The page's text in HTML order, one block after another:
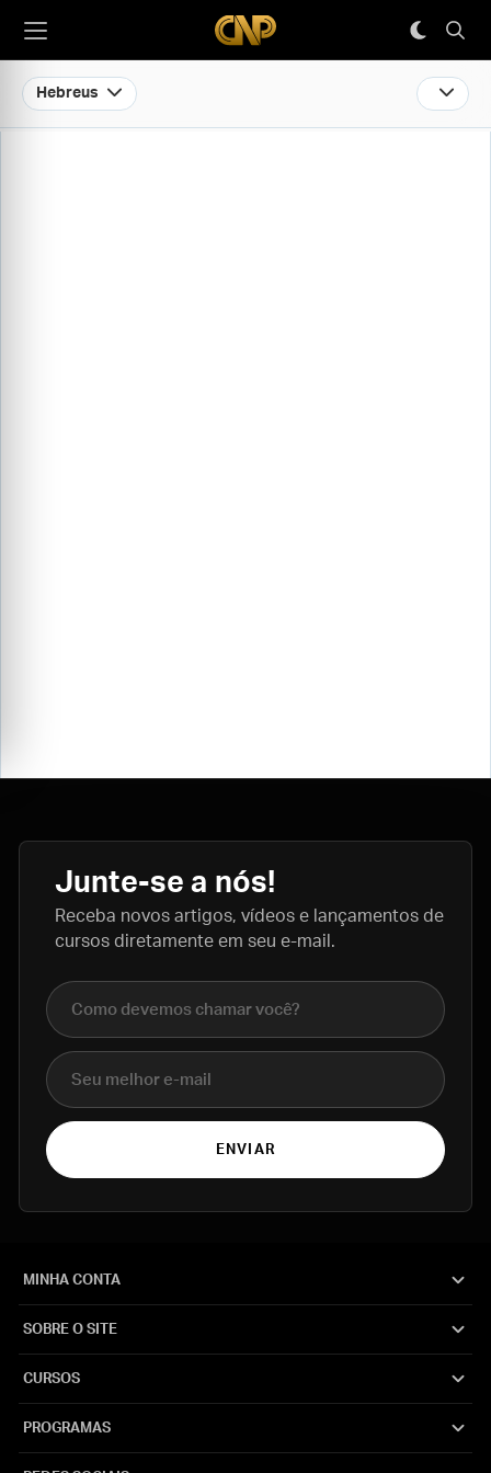
Hebreus
Junte-se a nós!
Receba novos artigos, vídeos e lançamentos de
cursos diretamente em seu e-mail.
Nome completo
E-mail
ENVIAR
MINHA CONTA
SOBRE O SITE
CURSOS
PROGRAMAS